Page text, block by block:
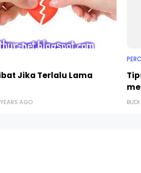
Jika Terlalu Lama
AGO